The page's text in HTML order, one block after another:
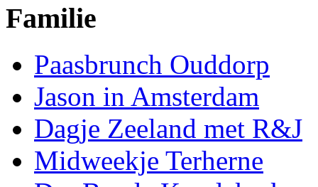
Familie
Paasbrunch Ouddorp
Jason in Amsterdam
Dagje Zeeland met R&J
Midweekje Terherne